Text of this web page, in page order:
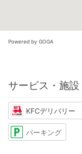
Powered by GOGA
サービス・施設
KFCデリバリー
パーキング